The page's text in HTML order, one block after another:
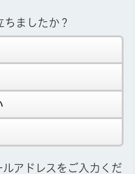
ましたか？
アドレスをご入力くだ